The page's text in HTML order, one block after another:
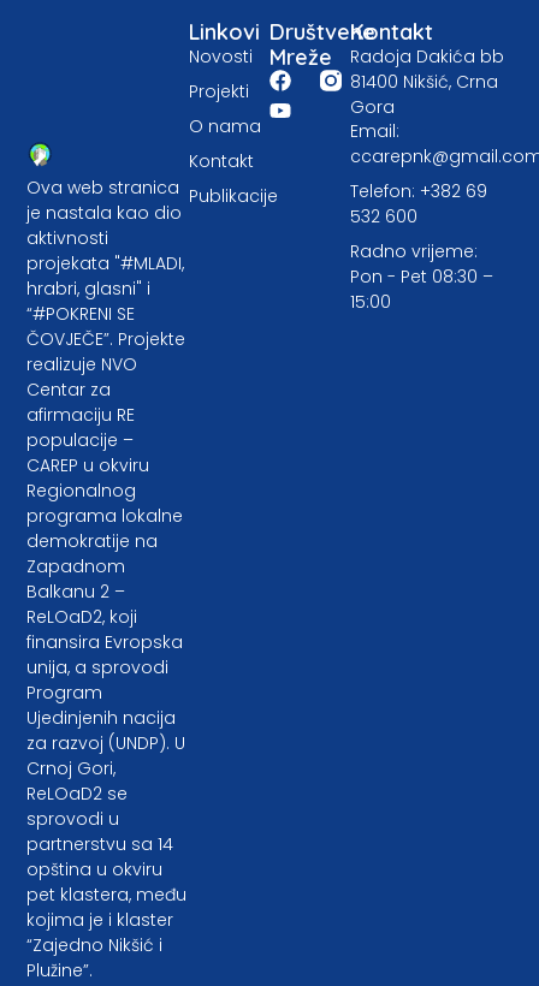
Ova web stranica
je nastala kao dio
aktivnosti
projekata "#MLADI,
hrabri, glasni" i
“#POKRENI SE
ČOVJEČE”. Projekte
realizuje NVO
Centar za
afirmaciju RE
populacije –
CAREP u okviru
Regionalnog
programa lokalne
demokratije na
Zapadnom
Balkanu 2 –
ReLOaD2, koji
finansira Evropska
unija, a sprovodi
Program
Ujedinjenih nacija
za razvoj (UNDP). U
Crnoj Gori,
ReLOaD2 se
sprovodi u
partnerstvu sa 14
opština u okviru
pet klastera, među
kojima je i klaster
“Zajedno Nikšić i
Plužine”.
Društvene
Mreže
Linkovi
Novosti
Projekti
O nama
Kontakt
Publikacije
Kontakt
Radoja Dakića bb
81400 Nikšić, Crna
Gora
Email:
Telefon: +382 69
532 600
Radno vrijeme:
Pon - Pet 08:30 –
15:00